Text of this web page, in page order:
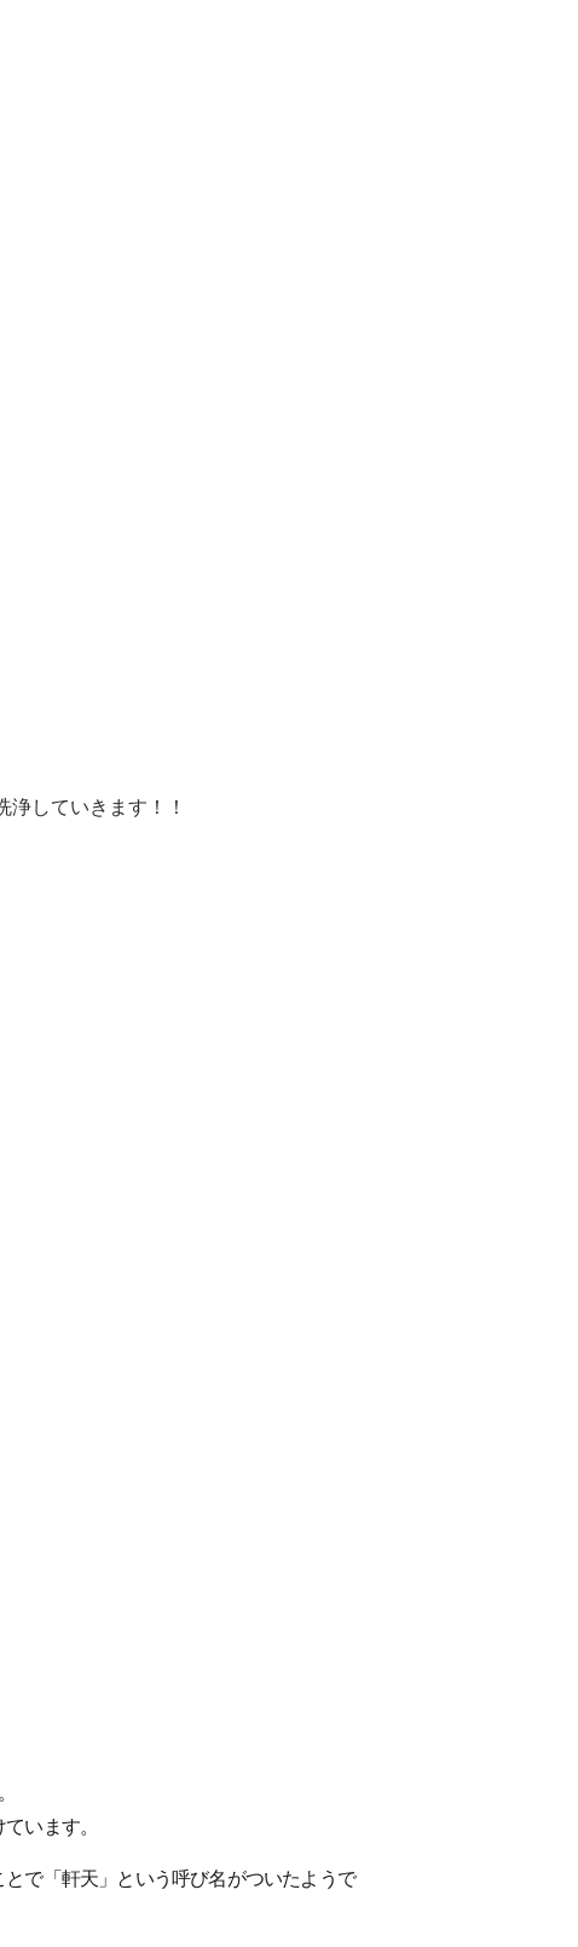
していきます！！
います。
で「軒天」という呼び名がついたようで